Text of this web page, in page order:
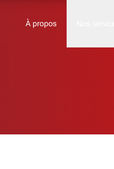
À propos